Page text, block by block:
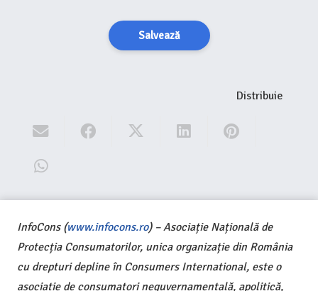
Salvează
Distribuie
InfoCons (www.infocons.ro) – Asociație Națională de
Protecția Consumatorilor, unica organizație din România
cu drepturi depline în Consumers International, este o
asociație de consumatori neguvernamentală, apolitică,